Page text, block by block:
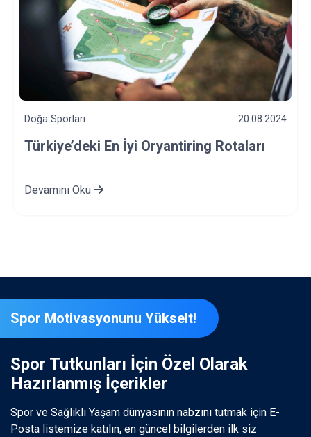
Doğa Sporları 17.08.2024
Marmara Bölgesindeki En İyi Hiking,
Devamını Oku
Spor Motivasyonunu Yükselt!
Spor Tutkunları İçin Özel Olarak
Hazırlanmış İçerikler
Spor ve Sağlıklı Yaşam dünyasının nabzını tutmak için E-
Posta listemize katılın, en güncel bilgilerden ilk siz